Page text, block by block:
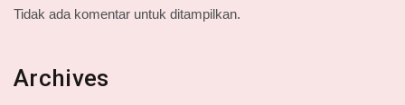
Tidak ada komentar untuk ditampilkan.
Archives